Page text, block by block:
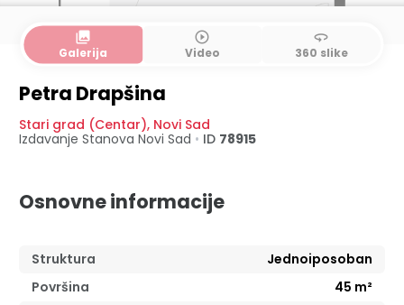
collections
Galerija
play_circle_outline
Video
360
360 slike
Petra Drapšina
Stari grad (Centar), Novi Sad
Izdavanje Stanova Novi Sad • ID 78915
Osnovne informacije
Struktura
Jednoiposoban
Površina
45 m²